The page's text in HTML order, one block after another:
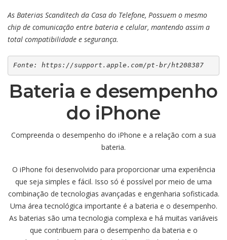
As Baterias Scanditech da Casa do Telefone, Possuem o mesmo
chip de comunicação entre bateria e celular, mantendo assim a
total compatibilidade e segurança.
Fonte: https://support.apple.com/pt-br/ht208387
Bateria e desempenho
do iPhone
Compreenda o desempenho do iPhone e a relação com a sua
bateria.
O iPhone foi desenvolvido para proporcionar uma experiência
que seja simples e fácil. Isso só é possível por meio de uma
combinação de tecnologias avançadas e engenharia sofisticada.
Uma área tecnológica importante é a bateria e o desempenho.
As baterias são uma tecnologia complexa e há muitas variáveis
que contribuem para o desempenho da bateria e o